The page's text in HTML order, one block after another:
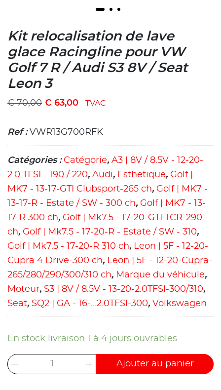
Kit relocalisation de lave
glace Racingline pour VW
Golf 7 R / Audi S3 8V / Seat
Leon 3
€70,00 € 63,00 TVAC
Ref :VWR13G700RFK
Catégories : Catégorie, A3 | 8V / 8.5V - 12-20-
2.0 TFSI - 190 / 220, Audi, Esthetique, Golf |
MK7 - 13-17-GTI Clubsport-265 ch, Golf | MK7 -
13-17-R - Estate / SW - 300 ch, Golf | MK7 - 13-
17-R 300 ch, Golf | Mk7.5 - 17-20-GTI TCR-290
ch, Golf | Mk7.5 - 17-20-R - Estate / SW - 310,
Golf | Mk7.5 - 17-20-R 310 ch, Leon | 5F - 12-20-
Cupra 4 Drive-300 ch, Leon | 5F - 12-20-Cupra-
265/280/290/300/310 ch, Marque du véhicule,
Moteur, S3 | 8V / 8.5V - 13-20-2.0TFSI-300/310,
Seat, SQ2 | GA - 16-...2.0TFSI-300, Volkswagen
En stock livraison 1 à 4 jours ouvrables
Ajouter au panier